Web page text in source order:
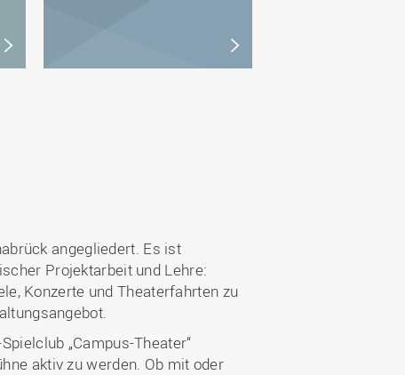
angegliedert. Es ist
Projektarbeit und Lehre:
Konzerte und Theaterfahrten zu
„Campus-Theater“
aktiv zu werden. Ob mit oder